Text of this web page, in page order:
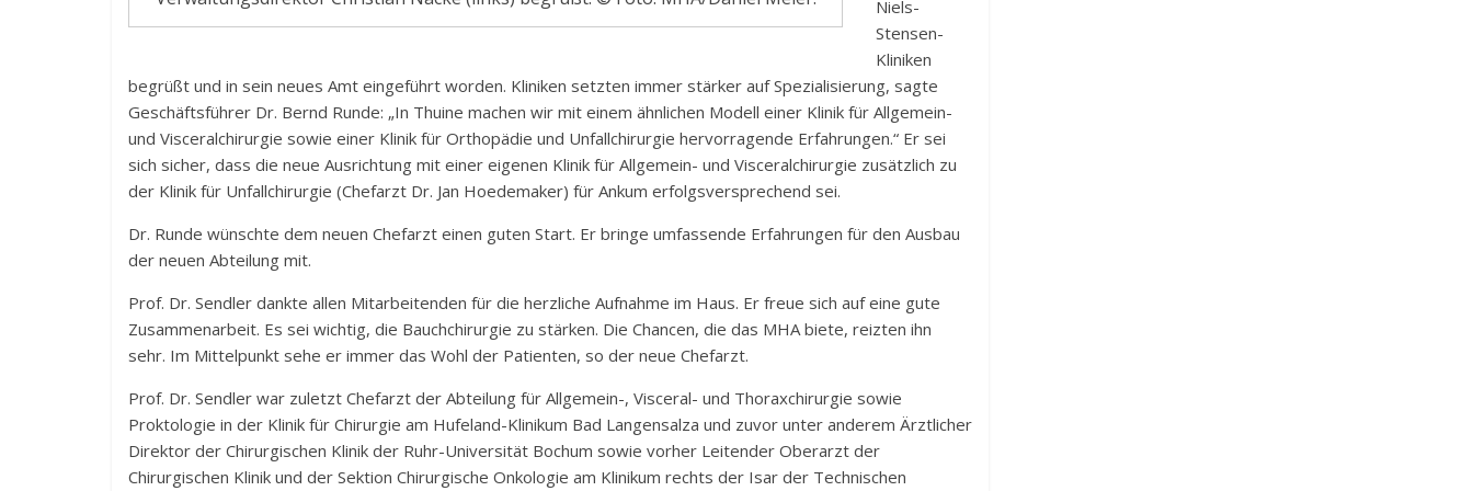
Niels-
Stensen-
Kliniken
begrüßt und in sein neues Amt eingeführt worden. Kliniken setzten immer stärker auf Spezialisierung, sagte
Geschäftsführer Dr. Bernd Runde: „In Thuine machen wir mit einem ähnlichen Modell einer Klinik für Allgemein-
und Visceralchirurgie sowie einer Klinik für Orthopädie und Unfallchirurgie hervorragende Erfahrungen.“ Er sei
sich sicher, dass die neue Ausrichtung mit einer eigenen Klinik für Allgemein- und Visceralchirurgie zusätzlich zu
der Klinik für Unfallchirurgie (Chefarzt Dr. Jan Hoedemaker) für Ankum erfolgsversprechend sei.
Dr. Runde wünschte dem neuen Chefarzt einen guten Start. Er bringe umfassende Erfahrungen für den Ausbau
der neuen Abteilung mit.
Prof. Dr. Sendler dankte allen Mitarbeitenden für die herzliche Aufnahme im Haus. Er freue sich auf eine gute
Zusammenarbeit. Es sei wichtig, die Bauchchirurgie zu stärken. Die Chancen, die das MHA biete, reizten ihn
sehr. Im Mittelpunkt sehe er immer das Wohl der Patienten, so der neue Chefarzt.
Prof. Dr. Sendler war zuletzt Chefarzt der Abteilung für Allgemein-, Visceral- und Thoraxchirurgie sowie
Proktologie in der Klinik für Chirurgie am Hufeland-Klinikum Bad Langensalza und zuvor unter anderem Ärztlicher
Direktor der Chirurgischen Klinik der Ruhr-Universität Bochum sowie vorher Leitender Oberarzt der
Chirurgischen Klinik und der Sektion Chirurgische Onkologie am Klinikum rechts der Isar der Technischen